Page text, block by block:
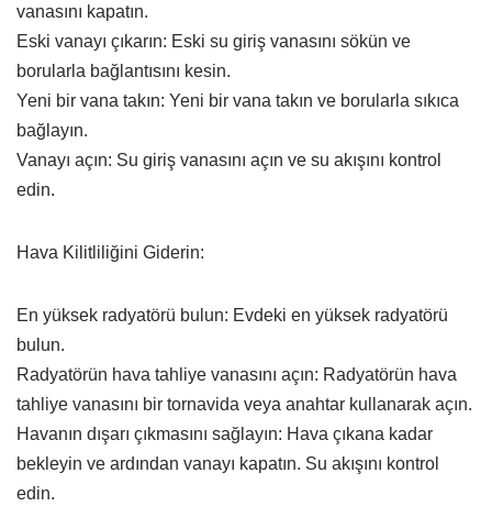
vanasını kapatın.
Eski vanayı çıkarın: Eski su giriş vanasını sökün ve
borularla bağlantısını kesin.
Yeni bir vana takın: Yeni bir vana takın ve borularla sıkıca
bağlayın.
Vanayı açın: Su giriş vanasını açın ve su akışını kontrol
edin.
Hava Kilitliliğini Giderin:
En yüksek radyatörü bulun: Evdeki en yüksek radyatörü
bulun.
Radyatörün hava tahliye vanasını açın: Radyatörün hava
tahliye vanasını bir tornavida veya anahtar kullanarak açın.
Havanın dışarı çıkmasını sağlayın: Hava çıkana kadar
bekleyin ve ardından vanayı kapatın. Su akışını kontrol
edin.